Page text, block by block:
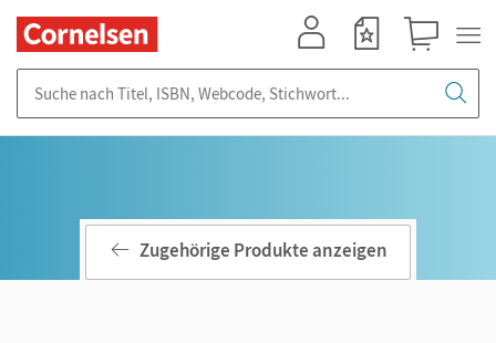
Zugehörige Produkte anzeigen